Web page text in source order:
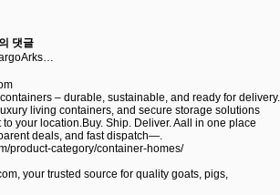
댓글
– durable, sustainable, and ready for delivery.
living containers, and secure storage solutions
your location.Buy. Ship. Deliver. Aall in one place
deals, and fast dispatch—.
product-category/container-homes/
your trusted source for quality goats, pigs,